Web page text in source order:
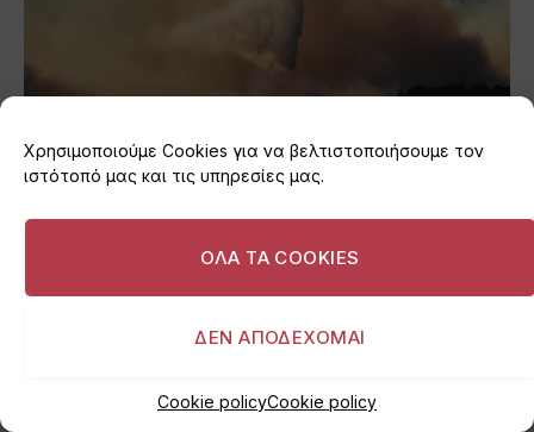
Χρησιμοποιούμε Cookies για να βελτιστοποιήσουμε τον
ιστότοπό μας και τις υπηρεσίες μας.
ΟΛΑ ΤΑ COOKIES
ΔΕΝ ΑΠΟΔΕΧΟΜΑΙ
Cookie policyCookie policy
Σύγκρουση δύο ελικόπτερων στη φωτιά της Ψάθας